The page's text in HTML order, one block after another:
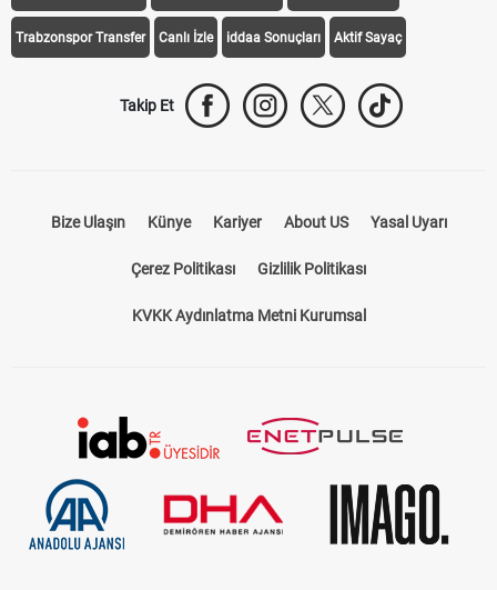
Trabzonspor Transfer Canlı İzle iddaa Sonuçları Aktif Sayaç
Takip Et
Bize Ulaşın Künye Kariyer About US Yasal Uyarı
Çerez Politikası Gizlilik Politikası
KVKK Aydınlatma Metni Kurumsal